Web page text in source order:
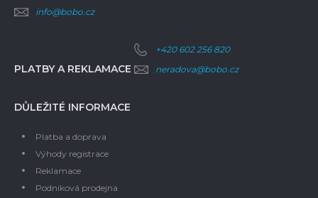
info@bobo.cz
PLATBY A REKLAMACE
+420 602 256 820
neradova@bobo.cz
DŮLEŽITÉ INFORMACE
Platba a doprava
Výhody registrace
Reklamace
Podniková prodejna